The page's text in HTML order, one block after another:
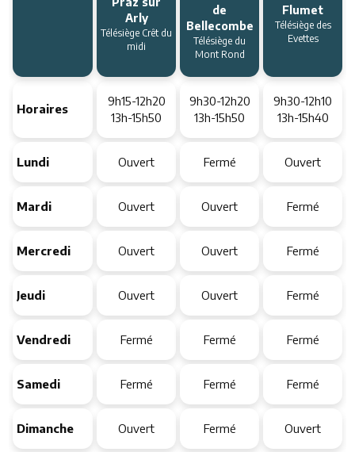
Arly
Télésiège Crêt du
midi
de
Bellecombe
Télésiège du
Mont Rond
Flumet
Télésiège des
Evettes
Horaires
9h15-12h20
13h-15h50
9h30-12h20
13h-15h50
9h30-12h10
13h-15h40
Lundi Ouvert Fermé Ouvert
Mardi Ouvert Ouvert Fermé
Mercredi Ouvert Ouvert Fermé
Jeudi Ouvert Ouvert Fermé
Vendredi Fermé Fermé Fermé
Samedi Fermé Fermé Fermé
Dimanche Ouvert Fermé Ouvert